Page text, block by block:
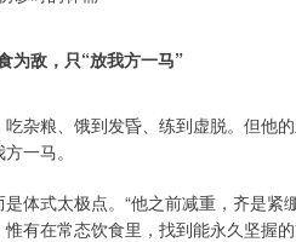
为敌，只“放我方一马”
杂粮、饿到发昏、练到虚脱。但他
一马。
体式太极点。“他之前减重，齐是紧
有在常态饮食里，找到能永久坚握